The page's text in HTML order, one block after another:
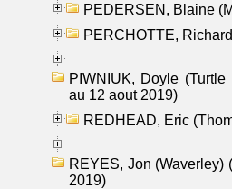
PEDERSEN, Blaine
PERCHOTTE,
PIWNIUK, Doyle (Turtle
au 12 aout 2019)
REDHEAD, Eric
REYES, Jon (Waverley)
2019)